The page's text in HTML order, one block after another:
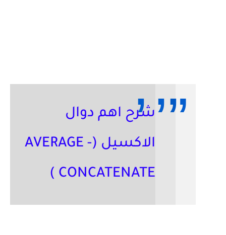
شرح اهم دوال
الاكسيل (AVERAGE -
CONCATENATE )